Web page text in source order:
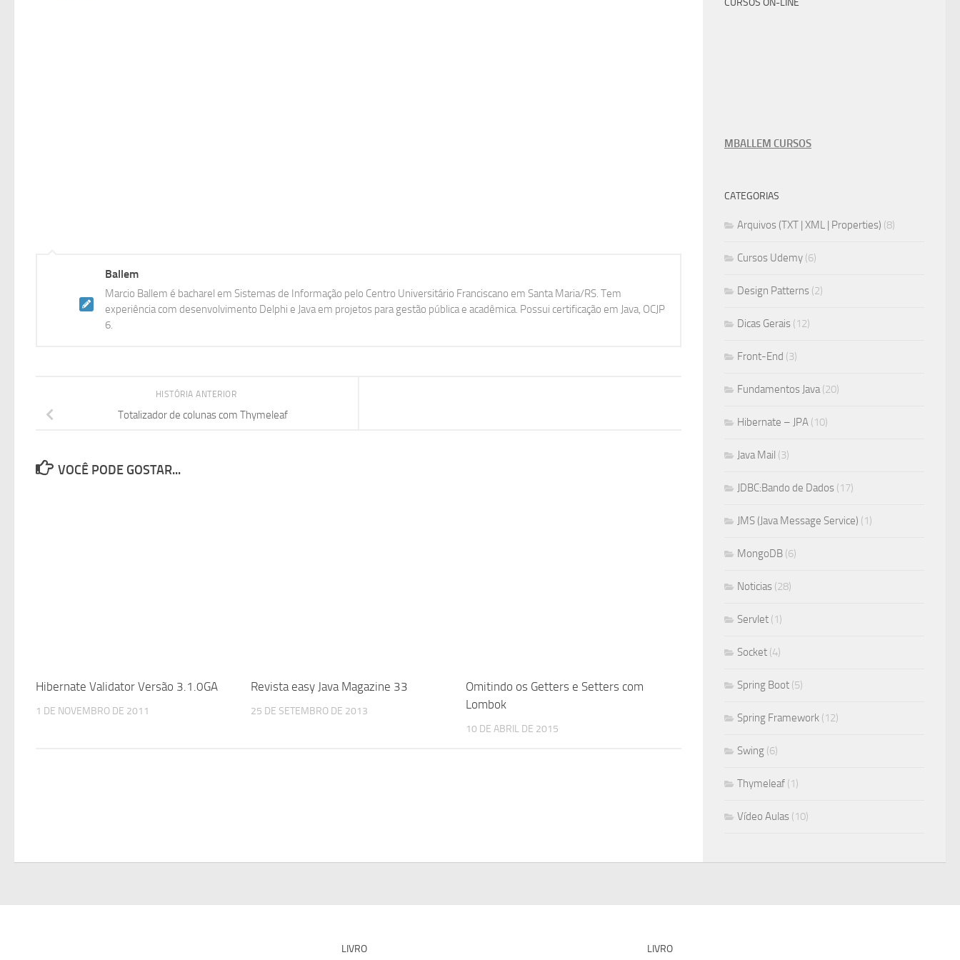
Ballem
Marcio Ballem é bacharel em Sistemas de Informação pelo Centro Universitário Franciscano em Santa Maria/RS. Tem
experiência com desenvolvimento Delphi e Java em projetos para gestão pública e acadêmica. Possui certificação em Java, OCJP
6.
HISTÓRIA ANTERIOR
Totalizador de colunas com Thymeleaf
VOCÊ PODE GOSTAR...
Hibernate Validator Versão 3.1.0GA
1 DE NOVEMBRO DE 2011
Revista easy Java Magazine 33
25 DE SETEMBRO DE 2013
Omitindo os Getters e Setters com
Lombok
10 DE ABRIL DE 2015
CURSOS ON-LINE
MBALLEM CURSOS
CATEGORIAS
Arquivos (TXT | XML | Properties) (8)
Cursos Udemy (6)
Design Patterns (2)
Dicas Gerais (12)
Front-End (3)
Fundamentos Java(20)
Hibernate – JPA (10)
Java Mail (3)
JDBC:Bando de Dados (17)
JMS (Java Message Service) (1)
MongoDB (6)
Noticias (28)
Servlet (1)
Socket (4)
Spring Boot (5)
Spring Framework (12)
Swing (6)
Thymeleaf (1)
Vídeo Aulas (10)
LIVRO LIVRO